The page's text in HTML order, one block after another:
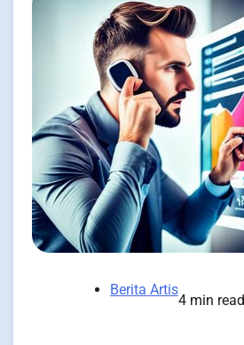
Berita Artis
4 min read